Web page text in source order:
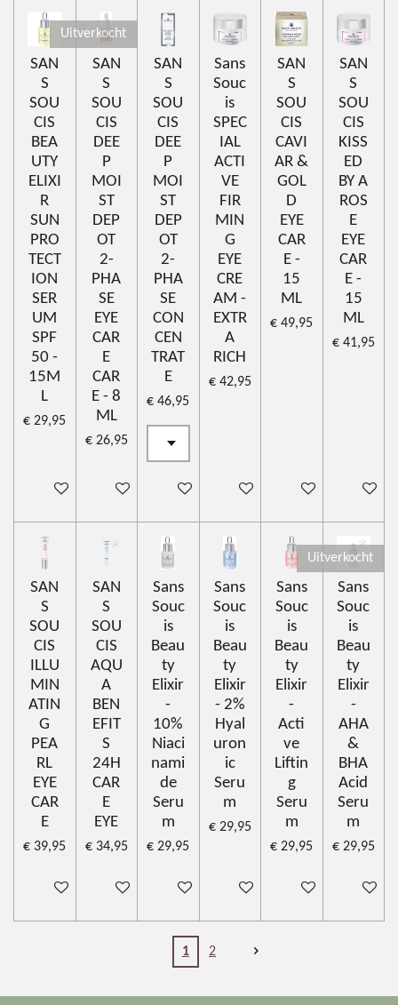
SAN
S
SOU
CIS
BEA
UTY
ELIXI
R
SUN
PRO
TECT
ION
SER
UM
SPF
50 -
15M
L
€ 29,95
In winkelwagen
Uitverkocht
SAN
S
SOU
CIS
DEE
P
MOI
ST
DEP
OT
2-
PHA
SE
EYE
CAR
E
CAR
E - 8
ML
€ 26,95
Houd mij op de hoogte
SAN
S
SOU
CIS
DEE
P
MOI
ST
DEP
OT
2-
PHA
SE
CON
CEN
TRAT
E
€ 46,95
In winkelwagen
Sans
Souc
is
SPEC
IAL
ACTI
VE
FIR
MIN
G
EYE
CRE
AM -
EXTR
A
RICH
€ 42,95
In winkelwagen
SAN
S
SOU
CIS
CAVI
AR &
GOL
D
EYE
CAR
E -
15
ML
€ 49,95
In winkelwagen
SAN
S
SOU
CIS
KISS
ED
BY A
ROS
E
EYE
CAR
E -
15
ML
€ 41,95
In
SAN
S
SOU
CIS
ILLU
MIN
ATIN
G
PEA
RL
EYE
CAR
E
€ 39,95
In winkelwagen
SAN
S
SOU
CIS
AQU
A
BEN
EFIT
S
24H
CAR
E
EYE
€ 34,95
In winkelwagen
Sans
Souc
is
Beau
ty
Elixir
-
10%
Niaci
nami
de
Seru
m
€ 29,95
In winkelwagen
Sans
Souc
is
Beau
ty
Elixir
- 2%
Hyal
uron
ic
Seru
m
€ 29,95
In winkelwagen
Sans
Souc
is
Beau
ty
Elixir
-
Acti
ve
Liftin
g
Seru
m
€ 29,95
In winkelwagen
Uitverkocht
Sans
Souc
is
Beau
ty
Elixir
-
AHA
&
BHA
Acid
Seru
m
€ 29,95
Houd
1 2